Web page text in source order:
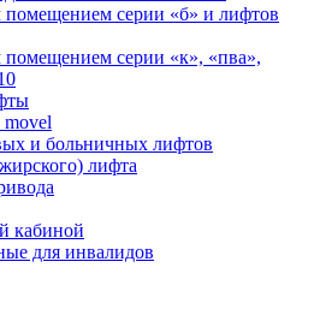
серии «б» и лифтов
серии «к», «пва»,
и больничных лифтов
лифта
кабиной
для инвалидов